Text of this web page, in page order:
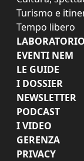
Turismo e
Tempo libero
EVENTI NEM
LE GUIDE
I DOSSIER
NEWSLETTER
PODCAST
I VIDEO
GERENZA
PRIVACY